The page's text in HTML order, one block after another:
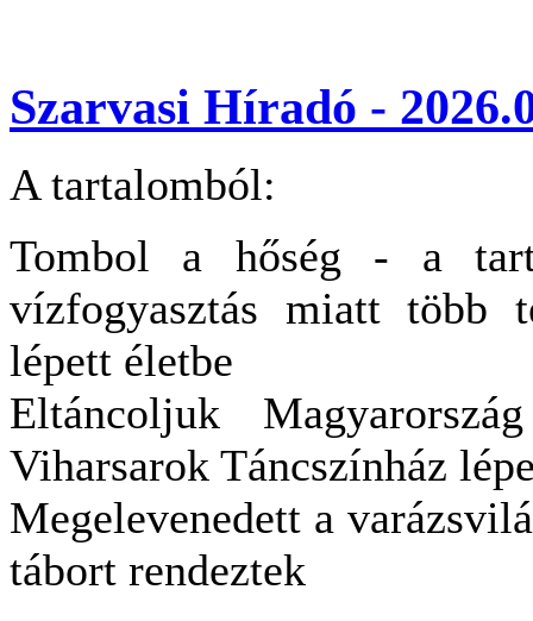
Szarvasi Híradó -
A tartalomból:
Tombol a hőség - a
vízfogyasztás miatt több
lépett életbe
Eltáncoljuk
Viharsarok Táncszínház
Megelevenedett a
tábort rendeztek